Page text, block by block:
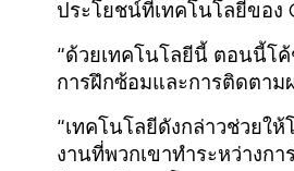
ประโยชน์ที่เทคโนโลยีขอ
“ด้วยเทคโนโลยีนี้ ตอนนี้โ
การฝึกซ้อมและการติดตาม
“เทคโนโลยีดังกล่าวช่วยใ
งานที่พวกเขาทำระหว่างก